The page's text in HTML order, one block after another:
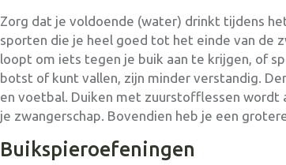
Zorg dat je voldoende (water) drinkt tijdens
sporten die je heel goed tot het einde van de
loopt om iets tegen je buik aan te krijgen, of
botst of kunt vallen, zijn minder verstandig.
en voetbal. Duiken met zuurstofflessen
je zwangerschap. Bovendien heb je een
Buikspieroefeningen